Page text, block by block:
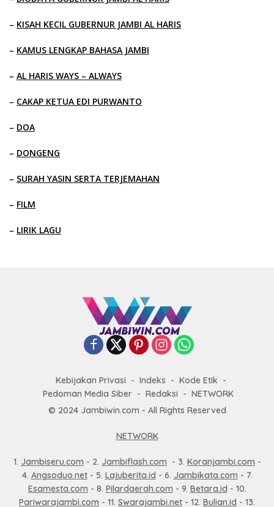
– KISAH KECIL GUBERNUR JAMBI AL HARIS
– KAMUS LENGKAP BAHASA JAMBI
– AL HARIS WAYS – ALWAYS
– CAKAP KETUA EDI PURWANTO
– DOA
– DONGENG
– SURAH YASIN SERTA TERJEMAHAN
– FILM
– LIRIK LAGU
Kebijakan Privasi Indeks
Kode Etik
Pedoman Media Siber
Redaksi
NETWORK
© 2024 Jambiwin.com - All Rights Reserved
NETWORK
1. Jambiseru.com - 2. Jambiflash.com - 3. Koranjambi.com -
4. Angsoduo.net- 5. Lajuberita.id - 6. Jambikata.com - 7.
Esamesta.com - 8. Pilardaerah.com - 9. Betara.id - 10.
Pariwarajambi.com - 11. Swarajambi.net - 12. Bulian.id - 13.